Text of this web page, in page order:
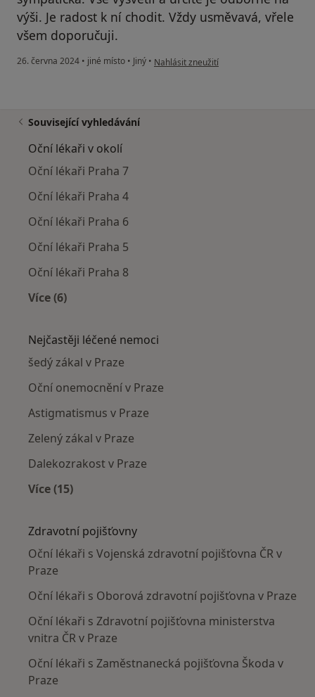
výši. Je radost k ní chodit. Vždy usměvavá, vřele
všem doporučuji.
26. června 2024 • jiné místo • Jiný • podle názoru uživatele J.K.
Nahlásit zneužití
Související vyhledávání
Oční lékaři v okolí
Oční lékaři Praha 7
Oční lékaři Praha 4
Oční lékaři Praha 6
Oční lékaři Praha 5
Oční lékaři Praha 8
Více (6)
Nejčastěji léčené nemoci
šedý zákal v Praze
Oční onemocnění v Praze
Astigmatismus v Praze
Zelený zákal v Praze
Dalekozrakost v Praze
Více (15)
Zdravotní pojišťovny
Oční lékaři s Vojenská zdravotní pojišťovna ČR v
Praze
Oční lékaři s Oborová zdravotní pojišťovna v Praze
Oční lékaři s Zdravotní pojišťovna ministerstva
vnitra ČR v Praze
Oční lékaři s Zaměstnanecká pojišťovna Škoda v
Praze